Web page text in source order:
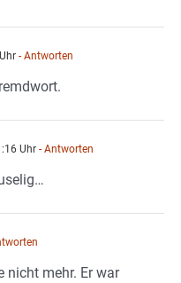
- Antworten
Uhr - Antworten
nicht mehr. Er war